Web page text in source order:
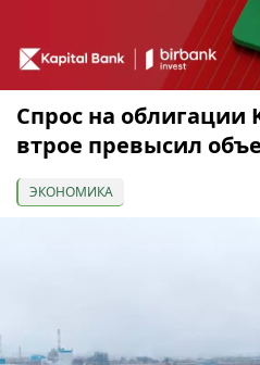
Спрос на облигации
втрое превысил
ЭКОНОМИКА